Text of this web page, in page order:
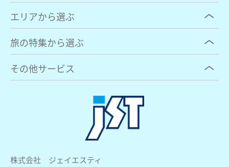
株式会社 ジェイエスティ
エリアから選ぶ
旅の特集から選ぶ
その他サービス